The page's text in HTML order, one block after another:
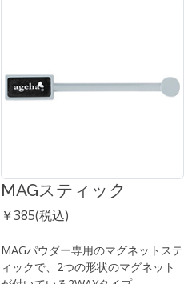
MAGスティック
￥385(税込)
MAGパウダー専用のマグネットステ
ィックで、2つの形状のマグネット